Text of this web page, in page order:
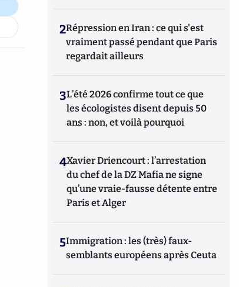
2Répression en Iran : ce qui s'est
vraiment passé pendant que Paris
regardait ailleurs
3L’été 2026 confirme tout ce que
les écologistes disent depuis 50
ans : non, et voilà pourquoi
4Xavier Driencourt : l’arrestation
du chef de la DZ Mafia ne signe
qu’une vraie-fausse détente entre
Paris et Alger
5Immigration : les (très) faux-
semblants européens après Ceuta